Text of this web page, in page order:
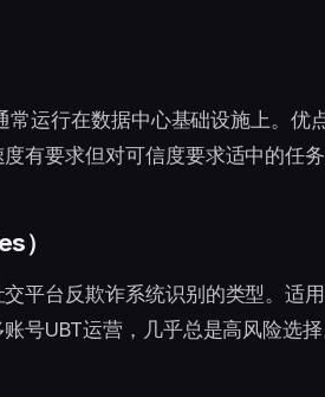
常运行在数据中心基础设施上。优
有要求但对可信度要求适中的任务
）
平台反欺诈系统识别的类型。适
号UBT运营，几乎总是高风险选择